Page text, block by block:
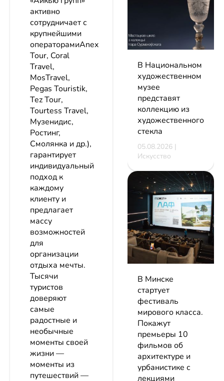
активно
сотрудничает с
крупнейшими
операторамиAnex
Tour, Coral
Travel,
MosTravel,
Pegas Touristik,
Tez Tour,
Tourtess Travel,
Музенидис,
Ростинг,
Смолянка и др.),
гарантирует
индивидуальный
подход к
каждому
клиенту и
предлагает
массу
возможностей
для
организации
отдыха мечты.
Тысячи
туристов
доверяют
самые
радостные и
необычные
моменты своей
жизни —
моменты из
путешествий —
В Национальном
художественном
музее
представят
коллекцию из
художественного
стекла
05.08.2026 |
Искусство
В Минске
стартует
фестиваль
мирового класса.
Покажут
премьеры 10
фильмов об
архитектуре и
урбанистике с
лекциями